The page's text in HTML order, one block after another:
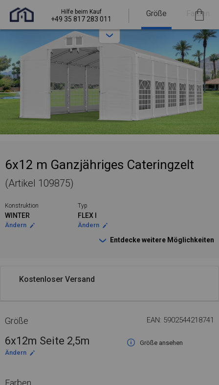
Hilfe beim Kauf
+49 35 817 283 011
Größe Farben
6x12 m Ganzjähriges Cateringzelt
(Artikel 109875)
Konstruktion
WINTER
Ändern
Typ
FLEX I
Ändern
Entdecke weitere Möglichkeiten
Kostenloser Versand
Größe EAN: 5902544218741
6x12m Seite 2,5m
Größe ansehen
Ändern
Farben